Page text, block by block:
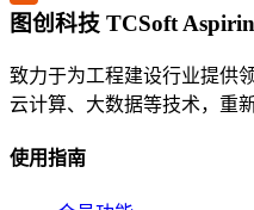
图创科技 TCSoft
致力于为工程建设行业提供
云计算、大数据等技术，重
使用指南